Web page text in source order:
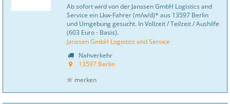
Ab sofort wird von der Janssen GmbH Logistics and
Service ein Lkw-Fahrer (m/w/d)* aus 13597 Berlin
und Umgebung gesucht. In Vollzeit / Teilzeit / Aushilfe
(603 Euro - Basis).
Janssen GmbH Logistics and Service
Nahverkehr
13597 Berlin
merken